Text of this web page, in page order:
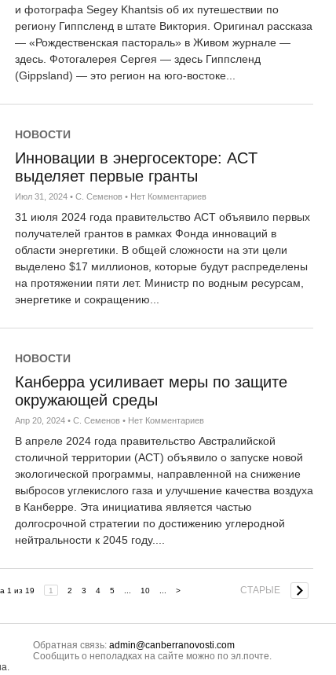
и фотографа Segey Khantsis об их путешествии по
региону Гиппсленд в штате Виктория. Оригинал рассказа
— «Рождественская пастораль» в Живом журнале —
здесь. Фотогалерея Сергея — здесь Гиппсленд
(Gippsland) — это регион на юго-востоке...
НОВОСТИ
Инновации в энергосекторе: ACT
выделяет первые гранты
Июл 31, 2024 • С. Семенов • Нет Комментариев
31 июля 2024 года правительство ACT объявило первых
получателей грантов в рамках Фонда инноваций в
области энергетики. В общей сложности на эти цели
выделено $17 миллионов, которые будут распределены
на протяжении пяти лет. Министр по водным ресурсам,
энергетике и сокращению...
НОВОСТИ
Канберра усиливает меры по защите
окружающей среды
Апр 20, 2024 • С. Семенов • Нет Комментариев
В апреле 2024 года правительство Австралийской
столичной территории (ACT) объявило о запуске новой
экологической программы, направленной на снижение
выбросов углекислого газа и улучшение качества воздуха
в Канберре. Эта инициатива является частью
долгосрочной стратегии по достижению углеродной
нейтральности к 2045 году....
1 из 19 1 2 3 4 5 10 СТАРЫЕ
>
Обратная связь: admin@canberranovosti.com
Сообщить о неполадках на сайте можно по эл.почте.